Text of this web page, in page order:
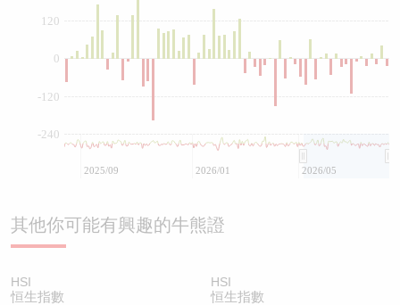
0
-240
-120
120
2025/09 2026/01 2026/05
其他你可能有興趣的牛熊證
HSI
恒生指數
HSI
恒生指數